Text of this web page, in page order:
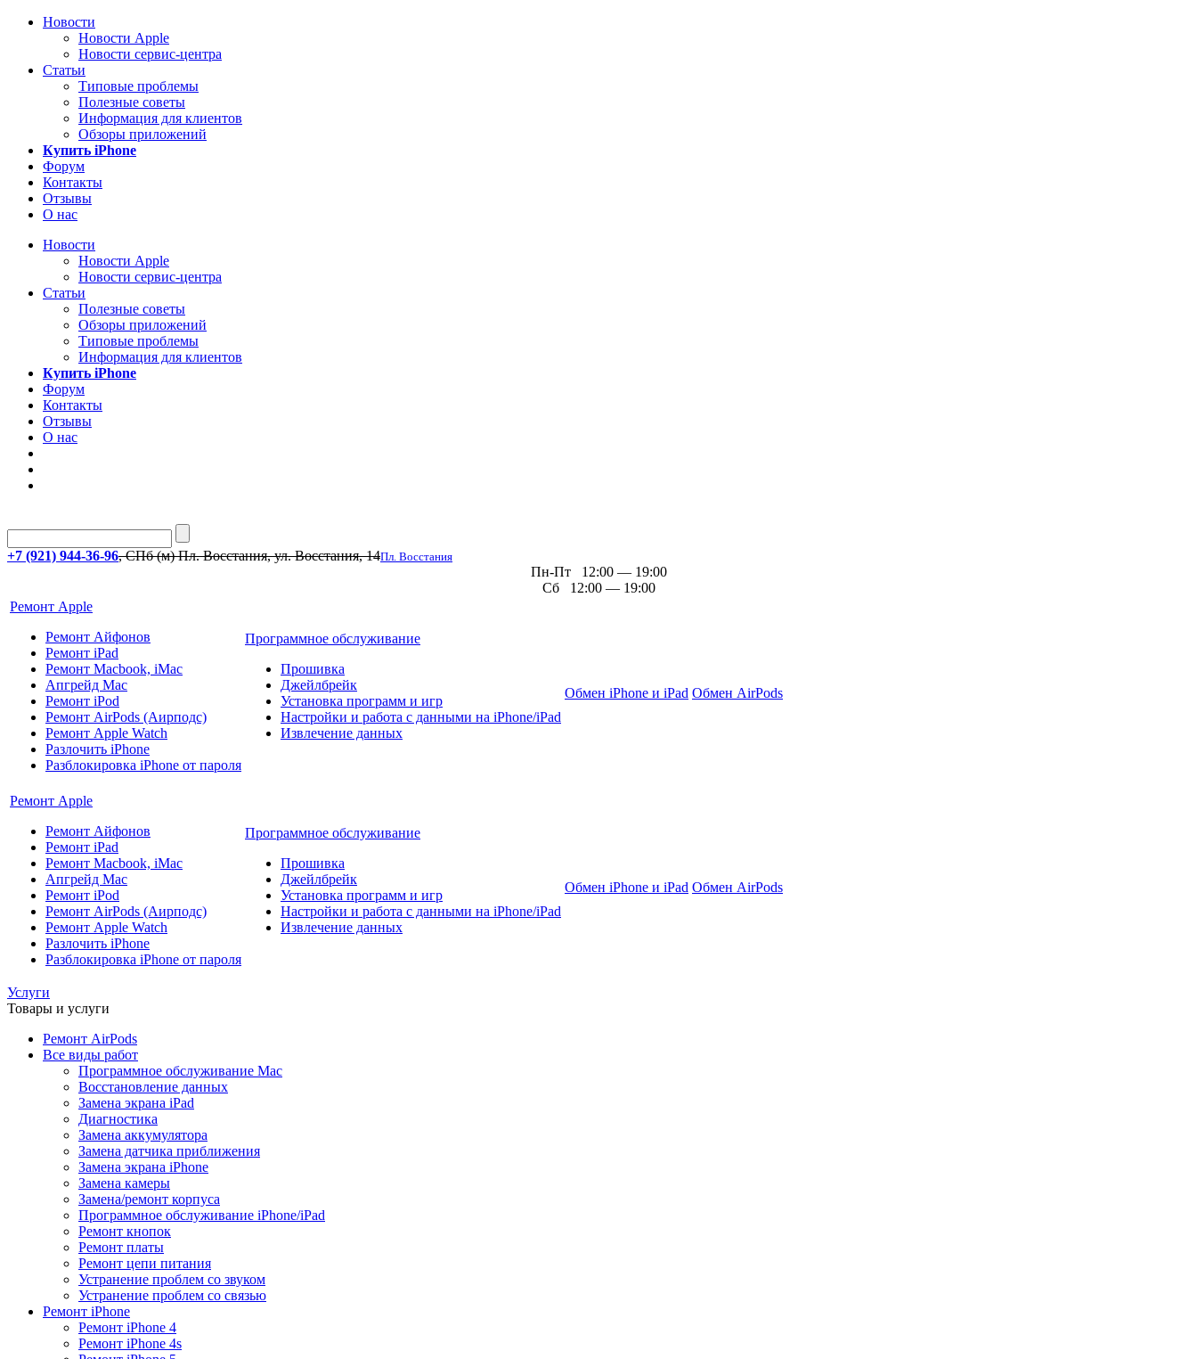
Новости
Новости Apple
Новости сервис-центра
Статьи
Типовые проблемы
Полезные советы
Информация для клиентов
Обзоры приложений
Купить iPhone
Форум
Контакты
Отзывы
О нас
Новости
Новости Apple
Новости сервис-центра
Статьи
Полезные советы
Обзоры приложений
Типовые проблемы
Информация для клиентов
Купить iPhone
Форум
Контакты
Отзывы
О нас
+7 (921) 944-36-96, СПб (м) Пл. Восстания, ул. Восстания, 14Пл. Восстания
Пн-Пт 12:00 — 19:00
Сб 12:00 — 19:00
Ремонт Apple
Ремонт Айфонов
Ремонт iPad
Ремонт Macbook, iMac
Апгрейд Mac
Ремонт iPod
Ремонт AirPods (Аирподс)
Ремонт Apple Watch
Разлочить iPhone
Разблокировка iPhone от пароля
Программное обслуживание
Прошивка
Джейлбрейк
Установка программ и игр
Настройки и работа с данными на iPhone/iPad
Извлечение данных
Обмен iPhone и iPad Обмен AirPods
Ремонт Apple
Ремонт Айфонов
Ремонт iPad
Ремонт Macbook, iMac
Апгрейд Mac
Ремонт iPod
Ремонт AirPods (Аирподс)
Ремонт Apple Watch
Разлочить iPhone
Разблокировка iPhone от пароля
Программное обслуживание
Прошивка
Джейлбрейк
Установка программ и игр
Настройки и работа с данными на iPhone/iPad
Извлечение данных
Обмен iPhone и iPad Обмен AirPods
Услуги
Товары и услуги
Ремонт AirPods
Все виды работ
Программное обслуживание Mac
Восстановление данных
Замена экрана iPad
Диагностика
Замена аккумулятора
Замена датчика приближения
Замена экрана iPhone
Замена камеры
Замена/ремонт корпуса
Программное обслуживание iPhone/iPad
Ремонт кнопок
Ремонт платы
Ремонт цепи питания
Устранение проблем со звуком
Устранение проблем со связью
Ремонт iPhone
Ремонт iPhone 4
Ремонт iPhone 4s